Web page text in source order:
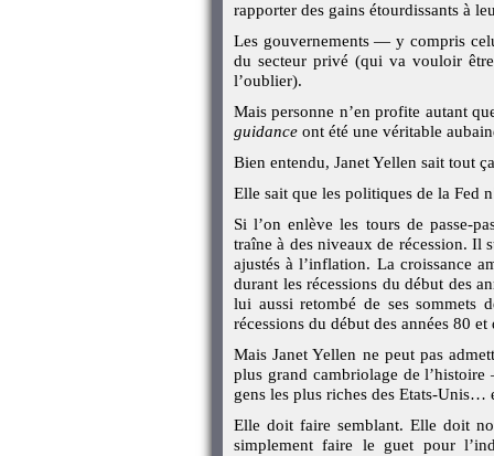
rapporter des gains étourdissants à
Les gouvernements — y compris
du secteur privé (qui va vouloir
l’oublier).
Mais personne n’en profite autant
guidance ont été une véritable
Bien entendu, Janet Yellen sait tout
Elle sait que les politiques de la Fed
Si l’on enlève les tours de passe-
traîne à des niveaux de récession. Il
ajustés à l’inflation. La croissance
durant les récessions du début des
lui aussi retombé de ses
récessions du début des années 80 et
Mais Janet Yellen ne peut pas
plus grand cambriolage de
gens les plus riches des Etats-Unis…
Elle doit faire semblant. Elle doit
simplement faire le guet pour